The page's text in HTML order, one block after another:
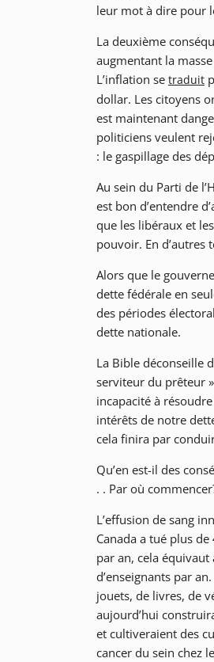
leur mot à dire pour
La deuxième
augmentant la
L’inflation se traduit
dollar. Les citoyens
est maintenant
politiciens veulent
: le gaspillage des
Au sein du Parti de
est bon d’entendre
que les libéraux et
pouvoir. En d’autres
Alors que le
dette fédérale en
des périodes
dette nationale.
La Bible déconseille
serviteur du prêteur
incapacité à
intérêts de notre
cela finira par
Qu’en est-il des
. . Par où
L’effusion de sang
Canada a tué plus
par an, cela
d’enseignants par
jouets, de livres, de
aujourd’hui
et cultiveraient des
cancer du sein chez